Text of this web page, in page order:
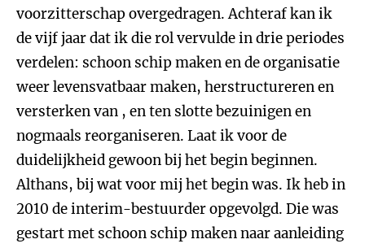
voorzitterschap overgedragen. Achteraf kan ik
de vijf jaar dat ik die rol vervulde in drie periodes
verdelen: schoon schip maken en de organisatie
weer levensvatbaar maken, herstructureren en
versterken van , en ten slotte bezuinigen en
nogmaals reorganiseren. Laat ik voor de
duidelijkheid gewoon bij het begin beginnen.
Althans, bij wat voor mij het begin was. Ik heb in
2010 de interim-bestuurder opgevolgd. Die was
gestart met schoon schip maken naar aanleiding